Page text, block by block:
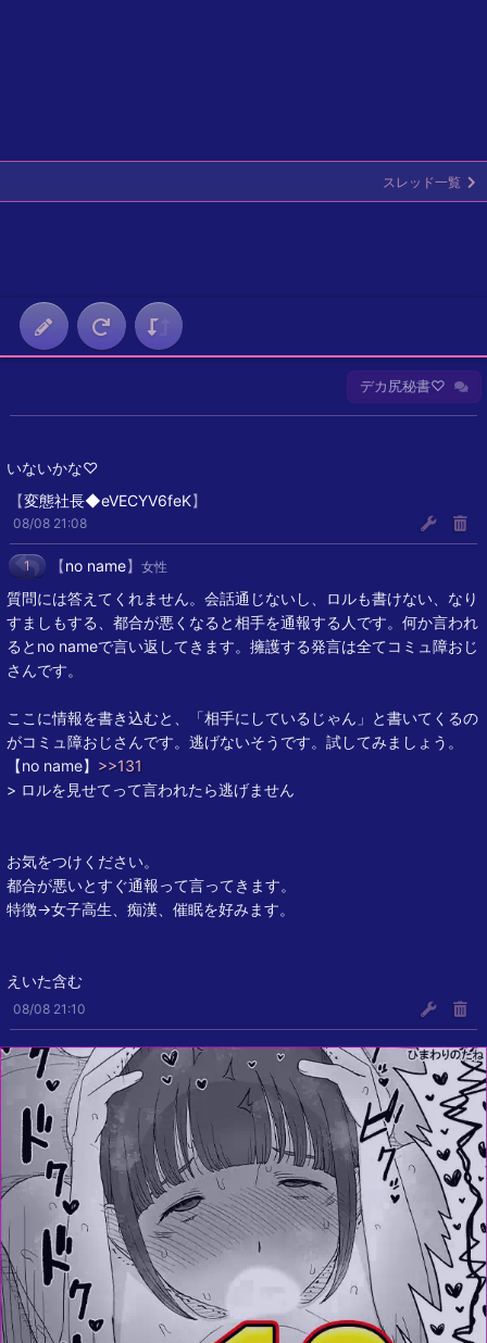
スレッド一覧
デカ尻秘書♡
いないかな♡
【変態社長◆eVECYV6feK】
08/08 21:08
1 【no name】 女性
質問には答えてくれません。会話通じないし、ロルも書けない、なり
すましもする、都合が悪くなると相手を通報する人です。何か言われ
るとno nameで言い返してきます。擁護する発言は全てコミュ障おじ
さんです。
ここに情報を書き込むと、「相手にしているじゃん」と書いてくるの
がコミュ障おじさんです。逃げないそうです。試してみましょう。
【no name】 >>131
> ロルを見せてって言われたら逃げません
お気をつけください。
都合が悪いとすぐ通報って言ってきます。
特徴→女子高生、痴漢、催眠を好みます。
えいた含む
08/08 21:10